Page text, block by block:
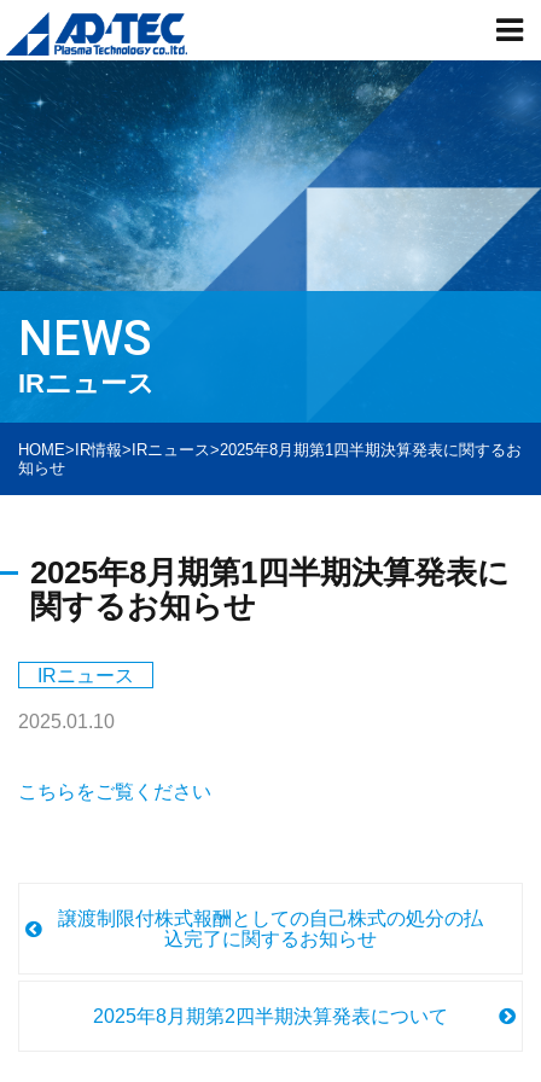
NEWS
IRニュース
HOME> IR情報> IRニュース>2025年8月期第1四半期決算発表に関するお
知らせ
2025年8月期第1四半期決算発表に
関するお知らせ
IRニュース
2025.01.10
こちらをご覧ください
譲渡制限付株式報酬としての自己株式の処分の払
込完了に関するお知らせ
2025年8月期第2四半期決算発表について